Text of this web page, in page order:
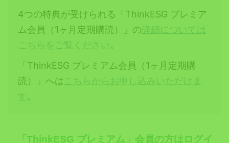
4つの特典が受けられる「ThinkESG プレミア
ム会員（1ヶ月定期購読）」の詳細については
こちらをご覧ください。
「ThinkESG プレミアム会員（1ヶ月定期購
読）」へは こちらからお申し込みいただけま
す。
「ThinkESG プレミアム」会員の方はログイ